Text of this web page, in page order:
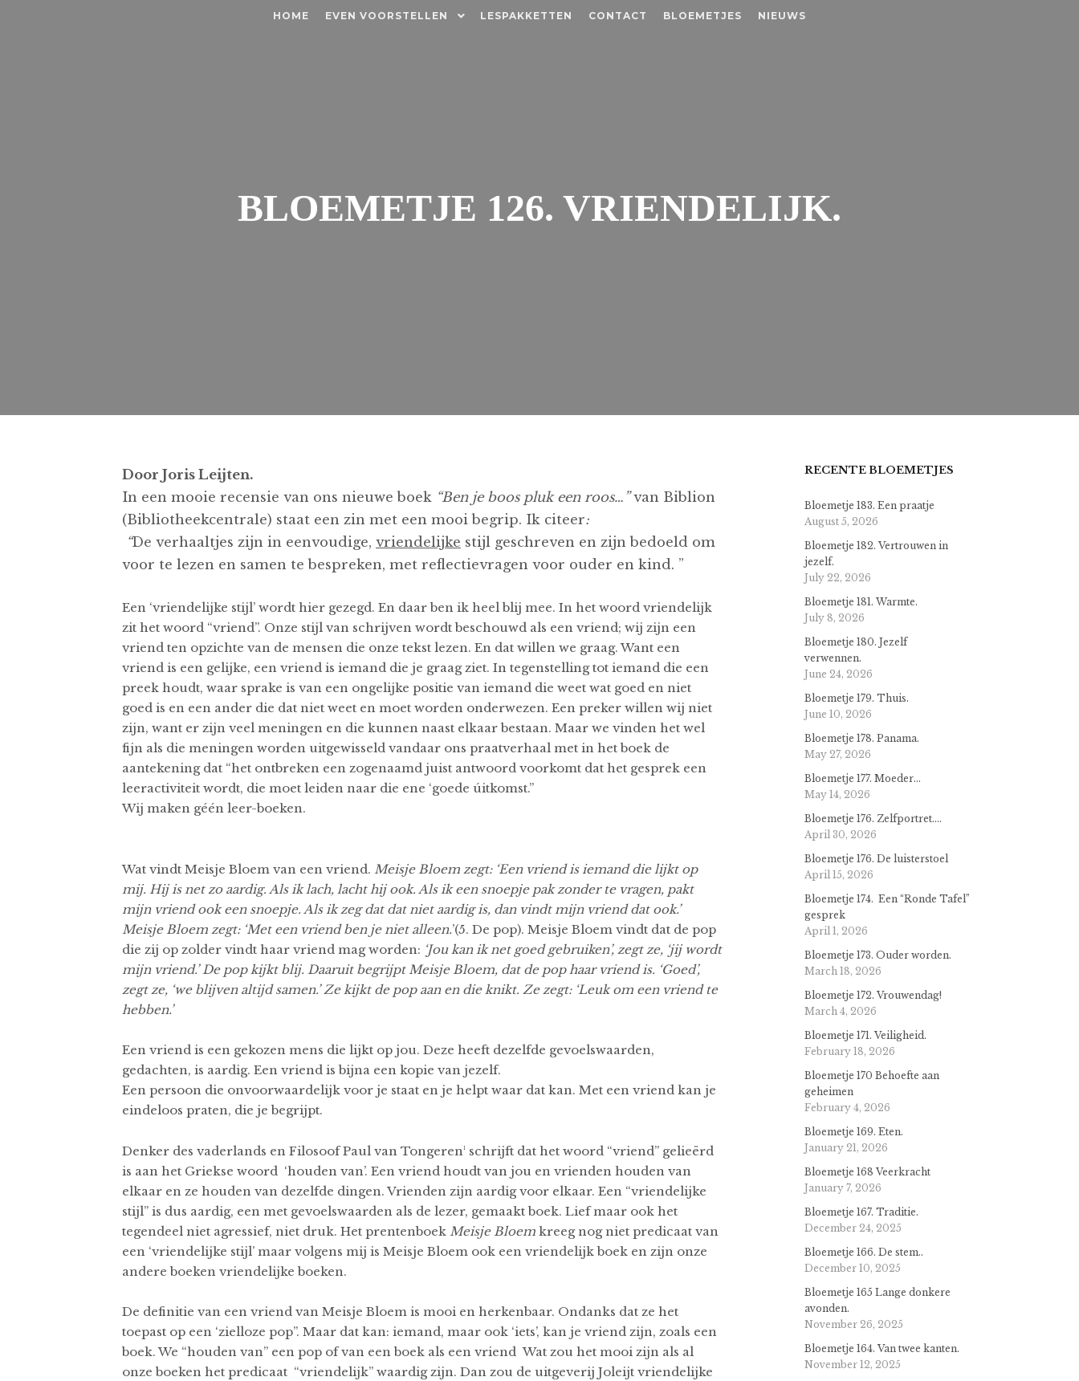
HOME EVEN VOORSTELLEN LESPAKKETTEN CONTACT BLOEMETJES NIEUWS
BLOEMETJE 126. VRIENDELIJK.
Door Joris Leijten.
In een mooie recensie van ons nieuwe boek “Ben je boos pluk een roos…”van Biblion
(Bibliotheekcentrale) staat een zin met een mooi begrip. Ik citeer:
“De verhaaltjes zijn in eenvoudige, vriendelijke stijl geschreven en zijn bedoeld om
voor te lezen en samen te bespreken, met reflectievragen voor ouder en kind. ”
Een ‘vriendelijke stijl’ wordt hier gezegd. En daar ben ik heel blij mee. In het woord vriendelijk
zit het woord “vriend”. Onze stijl van schrijven wordt beschouwd als een vriend; wij zijn een
vriend ten opzichte van de mensen die onze tekst lezen. En dat willen we graag. Want een
vriend is een gelijke, een vriend is iemand die je graag ziet. In tegenstelling tot iemand die een
preek houdt, waar sprake is van een ongelijke positie van iemand die weet wat goed en niet
goed is en een ander die dat niet weet en moet worden onderwezen. Een preker willen wij niet
zijn, want er zijn veel meningen en die kunnen naast elkaar bestaan. Maar we vinden het wel
fijn als die meningen worden uitgewisseld vandaar ons praatverhaal met in het boek de
aantekening dat “het ontbreken een zogenaamd juist antwoord voorkomt dat het gesprek een
leeractiviteit wordt, die moet leiden naar die ene ‘goede úitkomst.”
Wij maken géén leer-boeken.
Wat vindt Meisje Bloem van een vriend. Meisje Bloem zegt: ‘Een vriend is iemand die lijkt op
mij. Hij is net zo aardig. Als ik lach, lacht hij ook. Als ik een snoepje pak zonder te vragen, pakt
mijn vriend ook een snoepje. Als ik zeg dat dat niet aardig is, dan vindt mijn vriend dat ook.’
Meisje Bloem zegt: ‘Met een vriend ben je niet alleen.’(5. De pop). Meisje Bloem vindt dat de pop
die zij op zolder vindt haar vriend mag worden: ‘Jou kan ik net goed gebruiken’, zegt ze, ‘jij wordt
mijn vriend.’ De pop kijkt blij. Daaruit begrijpt Meisje Bloem, dat de pop haar vriend is. ‘Goed’,
zegt ze, ‘we blijven altijd samen.’ Ze kijkt de pop aan en die knikt. Ze zegt: ‘Leuk om een vriend te
hebben.’
Een vriend is een gekozen mens die lijkt op jou. Deze heeft dezelfde gevoelswaarden,
gedachten, is aardig. Een vriend is bijna een kopie van jezelf.
Een persoon die onvoorwaardelijk voor je staat en je helpt waar dat kan. Met een vriend kan je
eindeloos praten, die je begrijpt.
Denker des vaderlands en Filosoof Paul van Tongeren¹ schrijft dat het woord “vriend” gelieërd
is aan het Griekse woord ‘houden van’. Een vriend houdt van jou en vrienden houden van
elkaar en ze houden van dezelfde dingen. Vrienden zijn aardig voor elkaar. Een “vriendelijke
stijl” is dus aardig, een met gevoelswaarden als de lezer, gemaakt boek. Lief maar ook het
tegendeel niet agressief, niet druk. Het prentenboek Meisje Bloem kreeg nog niet predicaat van
een ‘vriendelijke stijl’ maar volgens mij is Meisje Bloem ook een vriendelijk boek en zijn onze
andere boeken vriendelijke boeken.
De definitie van een vriend van Meisje Bloem is mooi en herkenbaar. Ondanks dat ze het
toepast op een ‘zielloze pop”. Maar dat kan: iemand, maar ook ‘iets’, kan je vriend zijn, zoals een
boek. We “houden van” een pop of van een boek als een vriend Wat zou het mooi zijn als al
onze boeken het predicaat “vriendelijk” waardig zijn. Dan zou de uitgeverij Joleijt vriendelijke
RECENTE BLOEMETJES
Bloemetje 183. Een praatje
August 5, 2026
Bloemetje 182. Vertrouwen in
jezelf.
July 22, 2026
Bloemetje 181. Warmte.
July 8, 2026
Bloemetje 180. Jezelf
verwennen.
June 24, 2026
Bloemetje 179. Thuis.
June 10, 2026
Bloemetje 178. Panama.
May 27, 2026
Bloemetje 177. Moeder…
May 14, 2026
Bloemetje 176. Zelfportret….
April 30, 2026
Bloemetje 176. De luisterstoel
April 15, 2026
Bloemetje 174. Een “Ronde Tafel”
gesprek
April 1, 2026
Bloemetje 173. Ouder worden.
March 18, 2026
Bloemetje 172. Vrouwendag!
March 4, 2026
Bloemetje 171. Veiligheid.
February 18, 2026
Bloemetje 170 Behoefte aan
geheimen
February 4, 2026
Bloemetje 169. Eten.
January 21, 2026
Bloemetje 168 Veerkracht
January 7, 2026
Bloemetje 167. Traditie.
December 24, 2025
Bloemetje 166. De stem..
December 10, 2025
Bloemetje 165 Lange donkere
avonden.
November 26, 2025
Bloemetje 164. Van twee kanten.
November 12, 2025